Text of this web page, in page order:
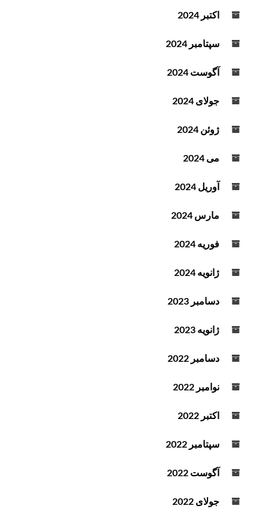
اکتبر 2024
سپتامبر 2024
آگوست 2024
جولای 2024
ژوئن 2024
می 2024
آوریل 2024
مارس 2024
فوریه 2024
ژانویه 2024
دسامبر 2023
ژانویه 2023
دسامبر 2022
نوامبر 2022
اکتبر 2022
سپتامبر 2022
آگوست 2022
جولای 2022